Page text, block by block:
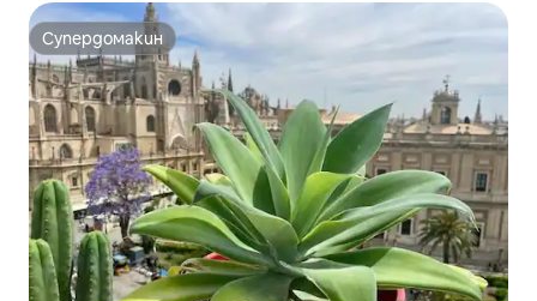
Супердомакин
Супердомакин